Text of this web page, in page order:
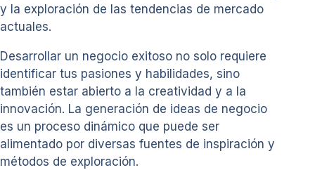
y la exploración de las tendencias de mercado
actuales.
Desarrollar un negocio exitoso no solo requiere
identificar tus pasiones y habilidades, sino
también estar abierto a la creatividad y a la
innovación. La generación de ideas de negocio
es un proceso dinámico que puede ser
alimentado por diversas fuentes de inspiración y
métodos de exploración.